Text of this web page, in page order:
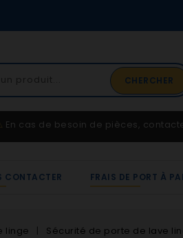
CHERCHER
02 41 65 37 52
Service client
En cas de besoin de pièces,
CONTACTER FRAIS DE PORT À
linge Sécurité de porte de lave